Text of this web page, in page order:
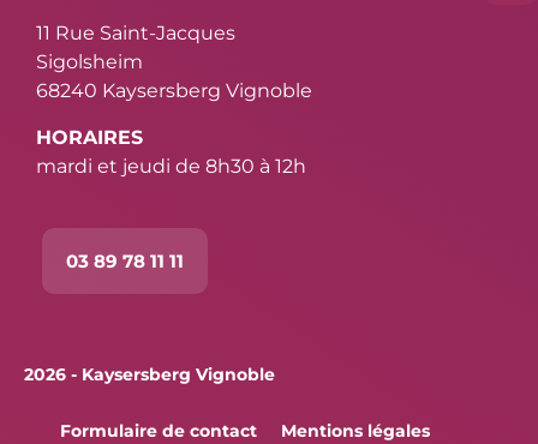
11 Rue Saint-Jacques
Sigolsheim
68240 Kaysersberg Vignoble
HORAIRES
mardi et jeudi de 8h30 à 12h
03 89 78 11 11
2026 - Kaysersberg Vignoble
Formulaire de contact
Mentions légales